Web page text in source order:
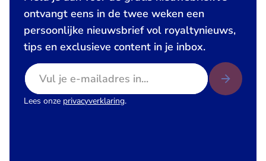
ontvangt eens in de twee weken een
persoonlijke nieuwsbrief vol royaltynieuws,
tips en exclusieve content in je inbox.
E-mailadres
Lees onze privacyverklaring.